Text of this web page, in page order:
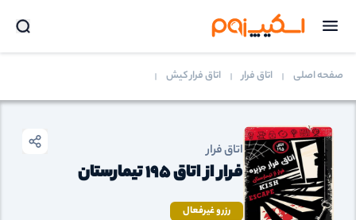
صفحه اصلی اتاق فرار اتاق فرار کیش
اتاق فرار
فرار از اتاق 195 تیمارستان
رزرو غیرفعال